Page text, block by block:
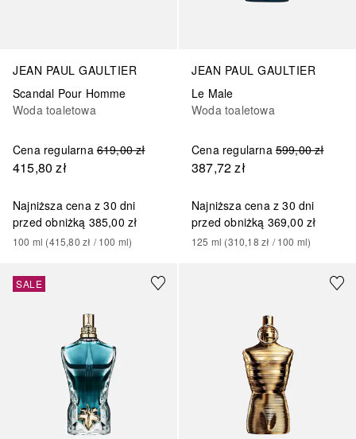
JEAN PAUL GAULTIER
Scandal Pour Homme
Woda toaletowa
Cena regularna 619,00 zł
415,80 zł
Najniższa cena z 30 dni
przed obniżką 385,00 zł
100 ml (415,80 zł / 100 ml)
JEAN PAUL GAULTIER
Le Male
Woda toaletowa
Cena regularna 599,00 zł
387,72 zł
Najniższa cena z 30 dni
przed obniżką 369,00 zł
125 ml (310,18 zł / 100 ml)
SALE